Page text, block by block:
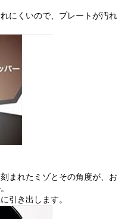
にくいので、プレートが汚れ
まれたミゾとその角度が、お
引き出します。